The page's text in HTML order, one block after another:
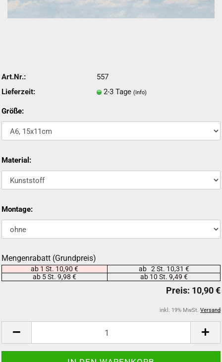
Art.Nr.:
557
Lieferzeit:
2-3 Tage (Info)
Größe:
Material:
Montage:
Mengenrabatt (Grundpreis)
ab 1 St. 10,90 €
ab 2 St. 10,31 €
ab 5 St. 9,98 €
ab 10 St. 9,49 €
inkl. 19% MwSt. Versand